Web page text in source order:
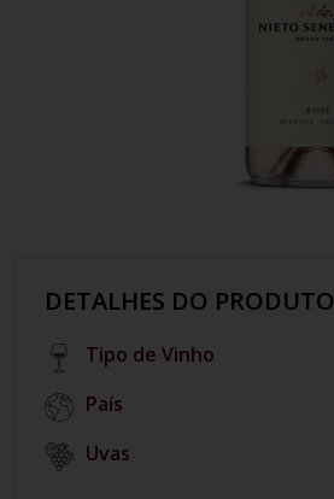
DETALHES DO PRODUTO
Tipo de Vinho
País